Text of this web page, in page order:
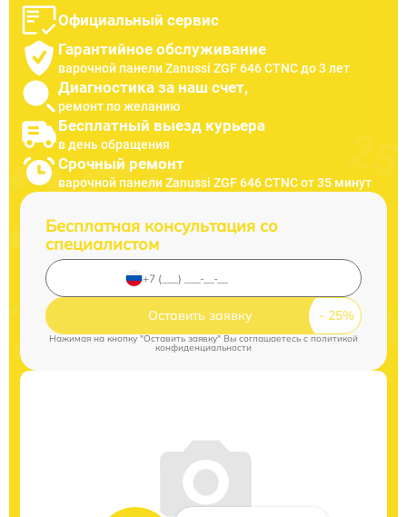
Официальный сервис
Гарантийное обслуживание
варочной панели Zanussi ZGF 646 CTNC до 3 лет
Диагностика за наш счет,
ремонт по желанию
Бесплатный выезд курьера
в день обращения
Срочный ремонт
варочной панели Zanussi ZGF 646 CTNC от 35 минут
Бесплатная консультация со
специалистом
Оставить заявку
Нажимая на кнопку "Оставить заявку" Вы соглашаетесь cполитикой
конфиденциальности